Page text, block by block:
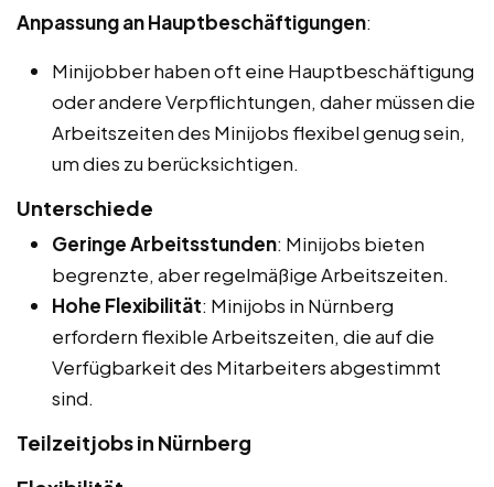
Anpassung an Hauptbeschäftigungen:
Minijobber haben oft eine Hauptbeschäftigung
oder andere Verpflichtungen, daher müssen die
Arbeitszeiten des Minijobs flexibel genug sein,
um dies zu berücksichtigen.
Unterschiede
Geringe Arbeitsstunden: Minijobs bieten
begrenzte, aber regelmäßige Arbeitszeiten.
Hohe Flexibilität: Minijobs in Nürnberg
erfordern flexible Arbeitszeiten, die auf die
Verfügbarkeit des Mitarbeiters abgestimmt
sind.
Teilzeitjobs in Nürnberg